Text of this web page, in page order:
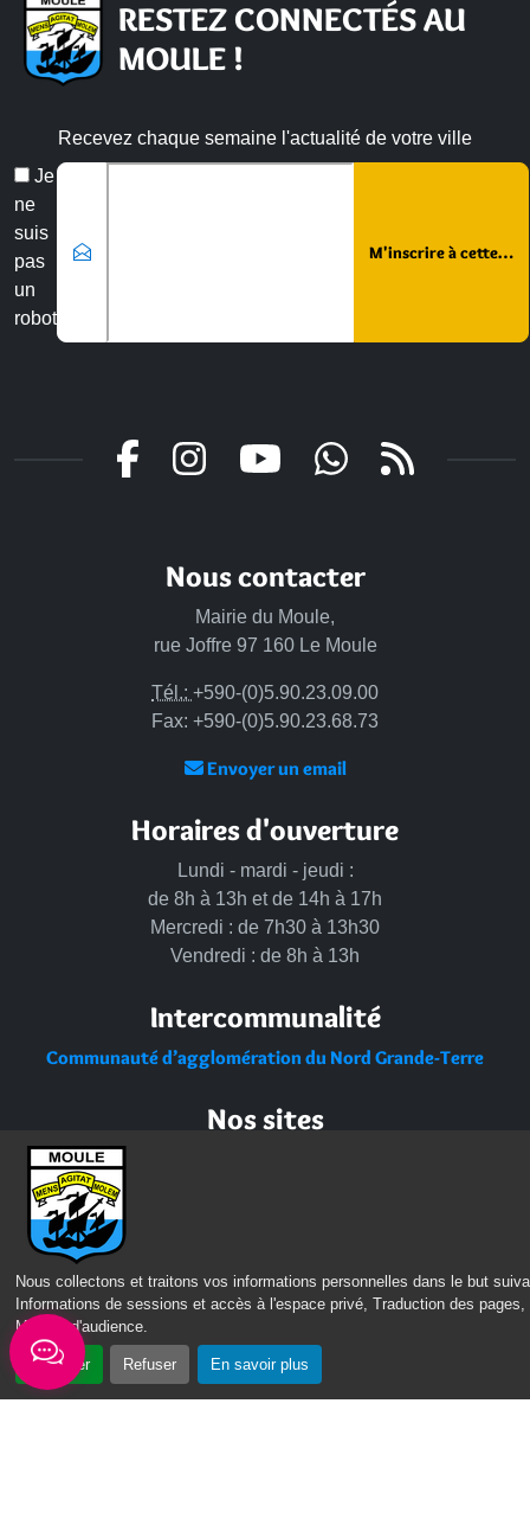
Nous collectons et traitons vos informations personnelles dans le but
Informations de sessions et accès à l'espace privé, Traduction des pages,
Mesure d'audience.
Accepter Refuser En savoir plus
RESTEZ CONNECTÉS AU
MOULE !
Recevez chaque semaine l'actualité de votre ville
Je
ne
suis
pas
un
robot
Veuillez laisser ce champ vide :
Email
Nous contacter
Mairie du Moule,
rue Joffre 97 160 Le Moule
Tél.: +590-(0)5.90.23.09.00
Fax: +590-(0)5.90.23.68.73
Envoyer un email
Horaires d'ouverture
Lundi - mardi - jeudi :
de 8h à 13h et de 14h à 17h
Mercredi : de 7h30 à 13h30
Vendredi : de 8h à 13h
Intercommunalité
Communauté d’agglomération du Nord Grande-Terre
Nos sites
Portail des Médiathèques Nord Guadeloupe